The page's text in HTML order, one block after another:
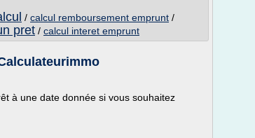
/ calcul remboursement emprunt /
pret / calcul interet emprunt
à une date donnée si vous souhaitez